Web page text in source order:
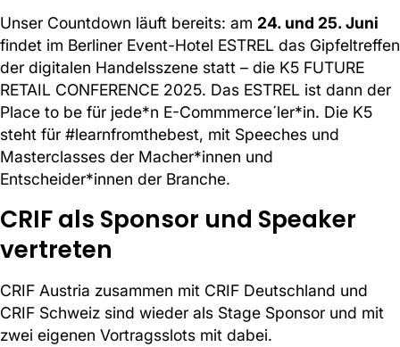
Unser Countdown läuft bereits: am 24. und 25. Juni
findet im Berliner Event-Hotel ESTREL das Gipfeltreffen
der digitalen Handelsszene statt – die K5 FUTURE
RETAIL CONFERENCE 2025. Das ESTREL ist dann der
Place to be für jede*n E-Commmerce´ler*in. Die K5
steht für #learnfromthebest, mit Speeches und
Masterclasses der Macher*innen und
Entscheider*innen der Branche.
CRIF als Sponsor und Speaker
vertreten
CRIF Austria zusammen mit CRIF Deutschland und
CRIF Schweiz sind wieder als Stage Sponsor und mit
zwei eigenen Vortragsslots mit dabei.